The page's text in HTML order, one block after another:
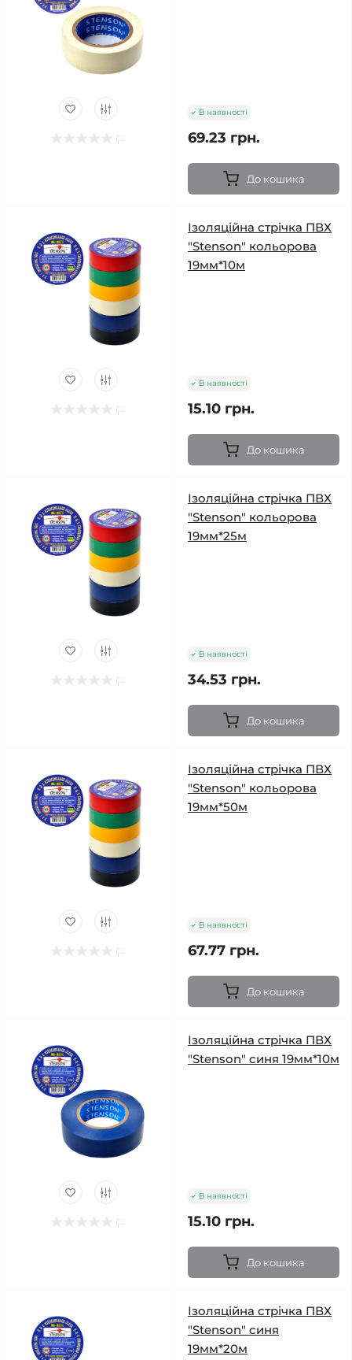
В наявності
69.23 грн.
До кошика
Ізоляційна стрічка ПВХ
"Stenson" кольорова
19мм*10м
В наявності
15.10 грн.
До кошика
Ізоляційна стрічка ПВХ
"Stenson" кольорова
19мм*25м
В наявності
34.53 грн.
До кошика
Ізоляційна стрічка ПВХ
"Stenson" кольорова
19мм*50м
В наявності
67.77 грн.
До кошика
Ізоляційна стрічка ПВХ
"Stenson" синя 19мм*10м
В наявності
15.10 грн.
До кошика
Ізоляційна стрічка ПВХ
"Stenson" синя
19мм*20м